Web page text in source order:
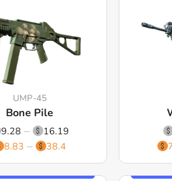
UMP-45
Bone Pile
9.28
16.19
8.83
38.4